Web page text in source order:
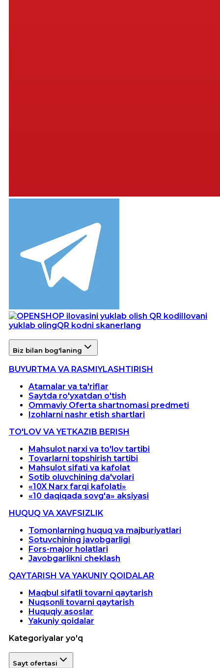
Ilovani
yuklab olingQR kodni skanerlang
Biz bilan bog'laning
BUYURTMA VA RASMIYLASHTIRISH
Atamalar va ta'riflar
Saytda ro'yxatdan o'tish
Ommaviy Oferta shartnomasi predmeti
Izohlarni nashr etish shartlari
TO'LOV VA YETKAZIB BERISH
Mahsulot narxi va to'lov tartibi
Tovarlarni topshirish tartibi
Mahsulot sifati va kafolat
Sotib oluvchining da'volari
«10X Narx farqi kafolati»
«10 daqiqada sovg'a» aksiyasi
HUQUQ VA XAVFSIZLIK
Tomonlarning huquq va majburiyatlari
Sotuvchining javobgarligi
Fors-major holatlari
Javobgarlikni cheklash
QAYTARISH VA YAKUNIY QOIDALAR
Maqbul sifatli tovarni qaytarish
Nuqsonli tovarni qaytarish
Huquqiy asoslar
Yakuniy qoidalar
Kategoriyalar yo'q
Sayt ofertasi